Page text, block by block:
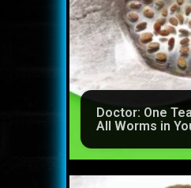
Doctor: One
All Worms in